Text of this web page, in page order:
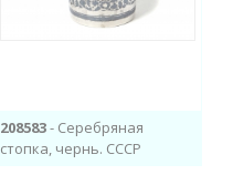
208583- Серебряная
стопка, чернь. СССР